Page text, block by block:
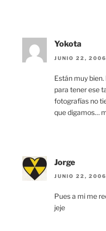
Yokota
JUNIO 22,
Están muy
para tener ese
fotografías no
que digamos…
Jorge
JUNIO 22,
Pues a mi me
jeje